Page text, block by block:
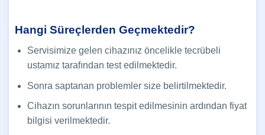
Hangi Süreçlerden Geçmektedir?
Servisimize gelen cihazınız öncelikle tecrübeli
ustamız tarafından test edilmektedir.
Sonra saptanan problemler size belirtilmektedir.
Cihazın sorunlarının tespit edilmesinin ardından fiyat
bilgisi verilmektedir.